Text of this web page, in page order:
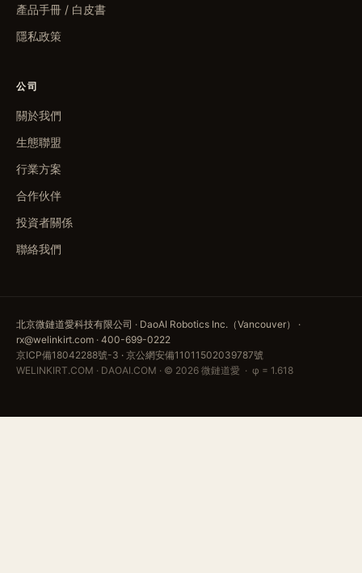
產品手冊 / 白皮書
隱私政策
公司
關於我們
生態聯盟
行業方案
合作伙伴
投資者關係
聯絡我們
北京微鏈道愛科技有限公司 · DaoAI Robotics Inc.（Vancouver） ·
rx@welinkirt.com · 400-699-0222
京ICP備18042288號-3 · 京公網安備11011502039787號
WELINKIRT.COM · DAOAI.COM · © 2026 微鏈道愛 · φ = 1.618